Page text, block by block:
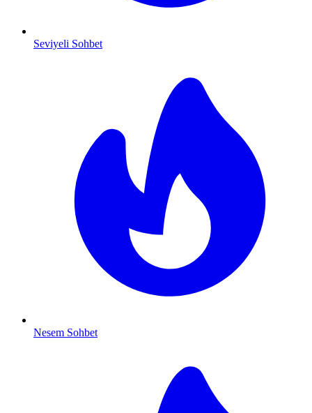
Seviyeli Sohbet
Nesem Sohbet